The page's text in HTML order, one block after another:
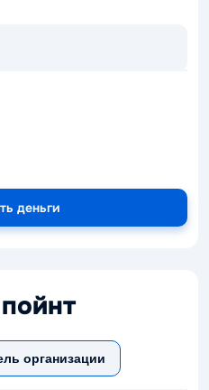
деньги
организации